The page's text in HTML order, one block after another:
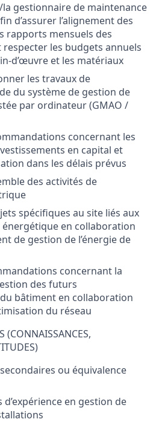
la gestionnaire de maintenance
d’assurer l’alignement des
rapports mensuels des
respecter les budgets annuels
d’œuvre et les matériaux
les travaux de
du système de gestion de
par ordinateur (GMAO /
concernant les
en capital et
dans les délais prévus
des activités de
spécifiques au site liés aux
énergétique en collaboration
de gestion de l’énergie de
concernant la
des futurs
bâtiment en collaboration
du réseau
(CONNAISSANCES,
ou équivalence
en gestion de